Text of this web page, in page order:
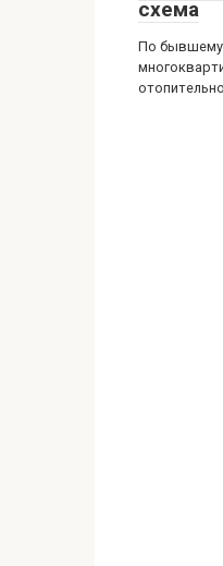
схема
По бывшему